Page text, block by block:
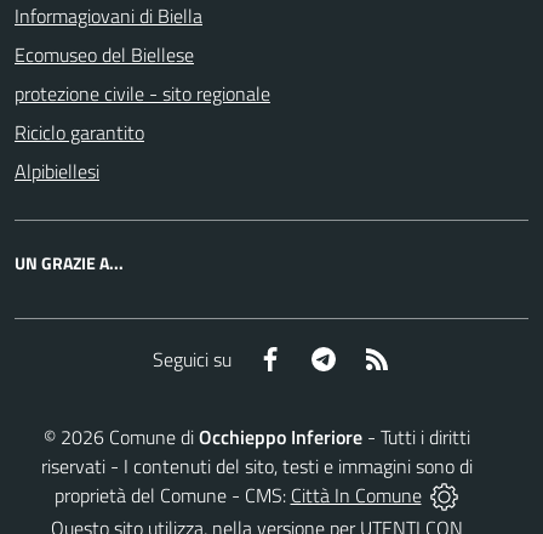
Informagiovani di Biella
Ecomuseo del Biellese
protezione civile - sito regionale
Riciclo garantito
Alpibiellesi
UN GRAZIE A...
Seguici su Facebook Telegram
© 2026 Comune diOcchieppo Inferiore - Tutti i diritti
riservati - I contenuti del sito, testi e immagini sono di
proprietà del Comune - CMS: Città In Comune